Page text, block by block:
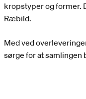
kropstyper og former.
Ræbild.
Med ved
sørge for at